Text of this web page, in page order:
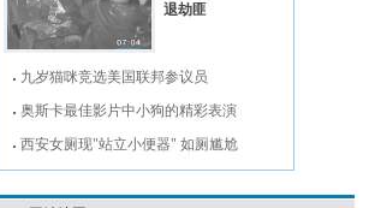
退劫匪
九岁猫咪竞选美国联邦参议员
奥斯卡最佳影片中小狗的精彩表演
西安女厕现"站立小便器" 如厕尴尬